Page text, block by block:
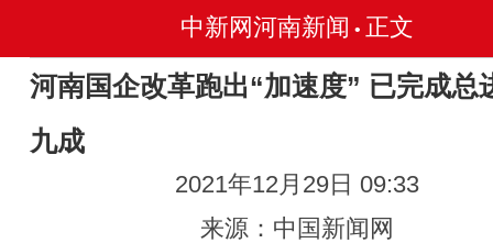
中新网河南新闻 • 正文
河南国企改革跑出“加速度” 已完成总
九成
2021年12月29日 09:33
来源：中国新闻网